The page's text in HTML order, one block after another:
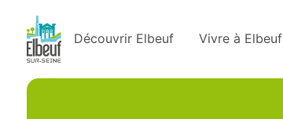
Découvrir Elbeuf Vivre à Elbeuf